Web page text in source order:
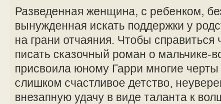
Разведенная женщина, с ребенком,
вынужденная искать поддержки у
на грани отчаяния. Чтобы
писать сказочный роман о мальчике-
присвоила юному Гарри многие
слишком счастливое детство,
внезапную удачу в виде таланта к